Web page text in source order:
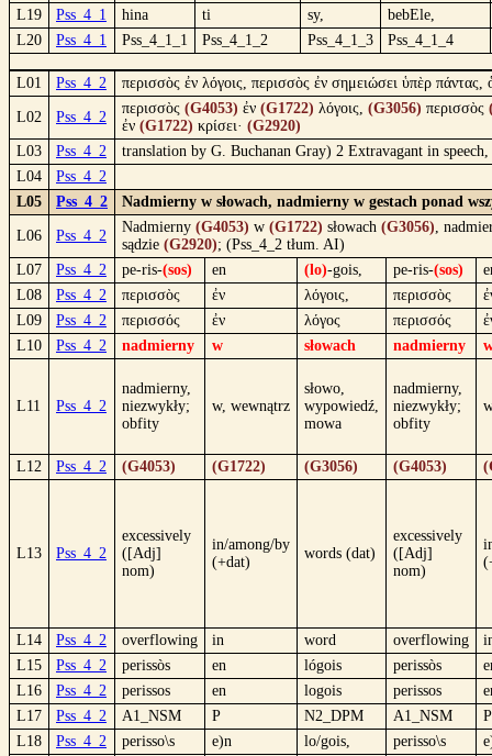
L19
Pss_4_1 hina ti sy,
bebEle,
L20
Pss_4_1 Pss_4_1_1 Pss_4_1_2 Pss_4_1_3 Pss_4_1_4
L01 Pss_4_2 περισσὸς ἐν λόγοις, περισσὸς ἐν σημειώσει ὑπὲρ
L02 Pss_4_2
περισσὸς (G4053) ἐν (G1722) λόγοις, (G3056) περισσὸς
ἐν (G1722) κρίσει· (G2920)
L03
Pss_4_2
translation by G. Buchanan Gray) 2 Extravagant in
L04
Pss_4_2
L05
Pss_4_2 Nadmierny w słowach, nadmierny w gestach ponad
L06 Pss_4_2
Nadmierny (G4053) w (G1722) słowach (G3056),
sądzie (G2920); (Pss_4_2 tłum. AI)
L07
Pss_4_2 pe-ris-(sos) en (lo)-gois, pe-ris-(sos)
L08
Pss_4_2 περισσὸς ἐν λόγοις, περισσὸς
L09
Pss_4_2 περισσός ἐν λόγος περισσός
L10
Pss_4_2 nadmierny w słowach nadmierny
L11 Pss_4_2
nadmierny,
niezwykły;
obfity
w, wewnątrz
słowo,
wypowiedź,
mowa
nadmierny,
niezwykły;
obfity
L12 Pss_4_2 (G4053) (G1722) (G3056) (G4053)
L13 Pss_4_2
excessively
([Adj]
nom)
in/among/by
(+dat)
words (dat)
excessively
([Adj]
nom)
L14 Pss_4_2 overflowing in word overflowing
L15
Pss_4_2 perissòs en lógois perissòs
L16
Pss_4_2 perissos en logois perissos
L17
Pss_4_2 A1_NSM P N2_DPM A1_NSM
P
L18
Pss_4_2 perisso\s e)n lo/gois, perisso\s